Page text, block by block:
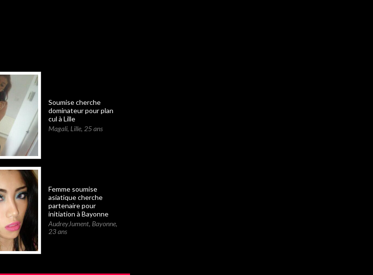
Soumise cherche
dominateur pour plan
cul à Lille
Magali, Lille, 25 ans
Femme soumise
asiatique cherche
partenaire pour
initiation à Bayonne
AudreyJument, Bayonne,
23 ans